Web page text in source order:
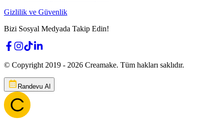
Gizlilik ve Güvenlik
Bizi Sosyal Medyada Takip Edin!
© Copyright 2019 - 2026 Creamake. Tüm hakları saklıdır.
Randevu Al